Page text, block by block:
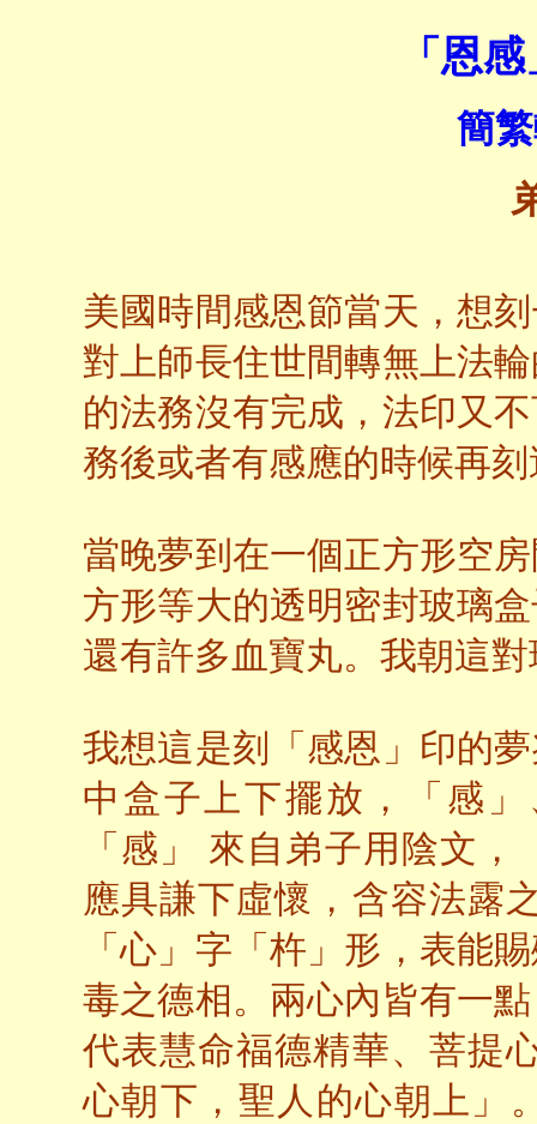
「恩
簡
美國時間感恩節當天，想
對上師長住世間轉無上法
的法務沒有完成，法印又
務後或者有感應的時候再
當晚夢到在一個正方形空
方形等大的透明密封玻璃
還有許多血寶丸。我朝這
我想這是刻「感恩」印的
中盒子上下擺放，「感
「感」 來自弟子用陰文
應具謙下虛懷，含容法露
「心」字「杵」形，表能
毒之德相。兩心內皆有一
代表慧命福德精華、菩提
心朝下，聖人的心朝上」